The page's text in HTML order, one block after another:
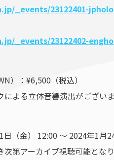
_events/23122401-
_events/23122402-
）：¥6,500（税込）
よる立体音響演出がござい
（金） 12:00 〜 2024年1月
第アーカイブ視聴可能とな